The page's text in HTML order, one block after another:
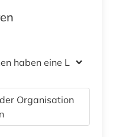
haben eine Lizenz
Organisation